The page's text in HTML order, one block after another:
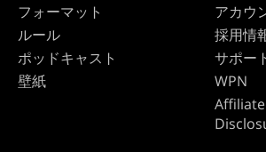
フォーマット
ルール
ポッドキャスト
壁紙
アカウ
採用情
サポー
WPN